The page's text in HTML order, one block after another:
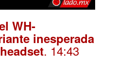
WH-
inesperada
. 14:43